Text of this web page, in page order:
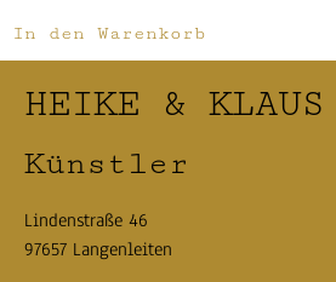
In den Warenkorb
HEIKE & KLAUS
Künstler
Lindenstraße 46
97657 Langenleiten